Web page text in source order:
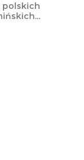
polskich